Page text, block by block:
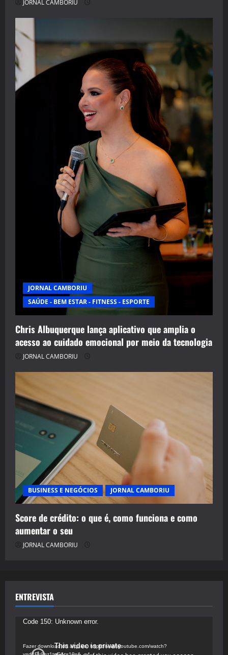
JORNAL CAMBORIU
JORNAL CAMBORIU
SAÚDE - BEM ESTAR - FITNESS - ESPORTE
Chris Albuquerque lança aplicativo que amplia o
acesso ao cuidado emocional por meio da tecnologia
JORNAL CAMBORIU
BUSINESS E NEGÓCIOS JORNAL CAMBORIU
Score de crédito: o que é, como funciona e como
aumentar o seu
JORNAL CAMBORIU
ENTREVISTA
Tocador
vídeo
Code 150: Unknown error.
Fazer download do arquivo: https://www.youtube.com/watch?